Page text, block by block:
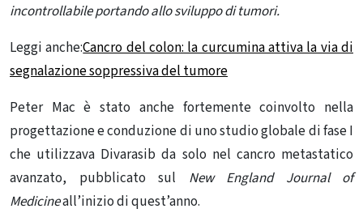
incontrollabile portando allo sviluppo di tumori.
Leggi anche:Cancro del colon: la curcumina attiva la via di
segnalazione soppressiva del tumore
Peter Mac è stato anche fortemente coinvolto nella
progettazione e conduzione di uno studio globale di fase I
che utilizzava Divarasib da solo nel cancro metastatico
avanzato, pubblicato sul New England Journal of
Medicineall’inizio di quest’anno.